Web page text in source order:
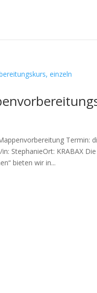
Termin:
StephanieOrt: KRABAX
bieten wir in...